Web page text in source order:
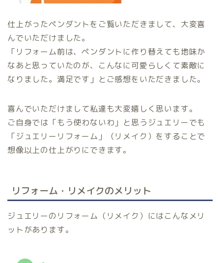
仕上がったペンダントをご覧いただきまして、大変喜
んでいただけました。
「リフォーム前は、ペンダントに作り替えても地味か
なあと思っていたのが、こんなに可愛らしくて素敵に
なりました。満足です」とご感想をいただきました。
喜んでいただけまして私達も大変嬉しく思います。
ご自身では「もう使わないわ」と思うジュエリーでも
「ジュエリーリフォーム」（リメイク）をすることで
想像以上の仕上がりにできます。
リフォーム・リメイクのメリット
ジュエリーのリフォーム（リメイク）にはこんなメリ
ットがあります。